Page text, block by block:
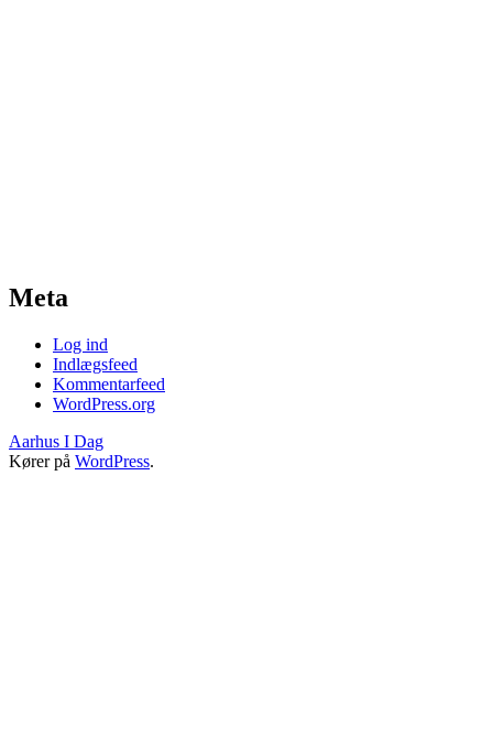
Meta
Log ind
Indlægsfeed
Kommentarfeed
WordPress.org
Aarhus I Dag
Kører på WordPress.